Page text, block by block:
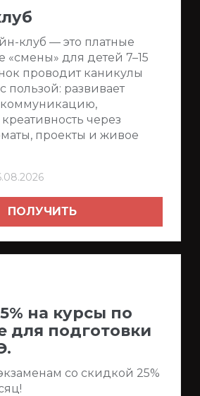
клуб — это платные
«смены» для детей 7–15
проводит каникулы
пользой: развивает
коммуникацию,
через
проекты и живое
ПОЛУЧИТЬ
на курсы по
для подготовки
со скидкой 25%